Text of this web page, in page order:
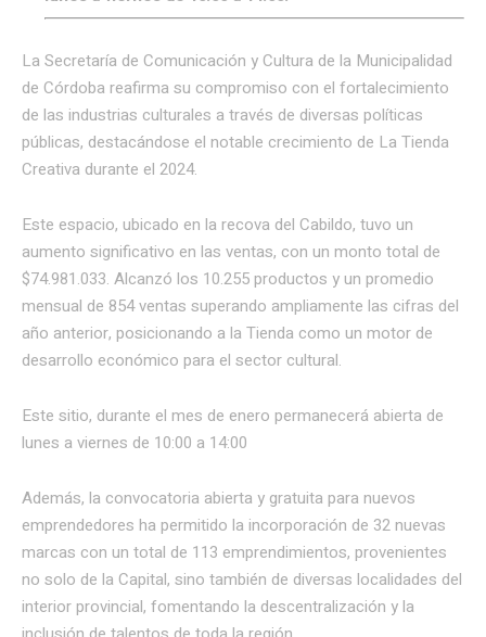
La Secretaría de Comunicación y Cultura de la Municipalidad
de Córdoba reafirma su compromiso con el fortalecimiento
de las industrias culturales a través de diversas políticas
públicas, destacándose el notable crecimiento de La Tienda
Creativa durante el 2024.
Este espacio, ubicado en la recova del Cabildo, tuvo un
aumento significativo en las ventas, con un monto total de
$74.981.033. Alcanzó los 10.255 productos y un promedio
mensual de 854 ventas superando ampliamente las cifras del
año anterior, posicionando a la Tienda como un motor de
desarrollo económico para el sector cultural.
Este sitio, durante el mes de enero permanecerá abierta de
lunes a viernes de 10:00 a 14:00
Además, la convocatoria abierta y gratuita para nuevos
emprendedores ha permitido la incorporación de 32 nuevas
marcas con un total de 113 emprendimientos, provenientes
no solo de la Capital, sino también de diversas localidades del
interior provincial, fomentando la descentralización y la